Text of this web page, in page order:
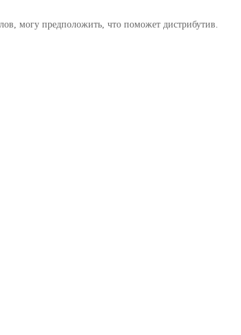
могу предположить, что поможет дистрибутив.